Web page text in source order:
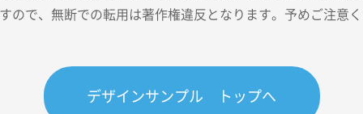
ので、無断での転用は著作権違反となります。予めご注意く
デザインサンプル トップへ